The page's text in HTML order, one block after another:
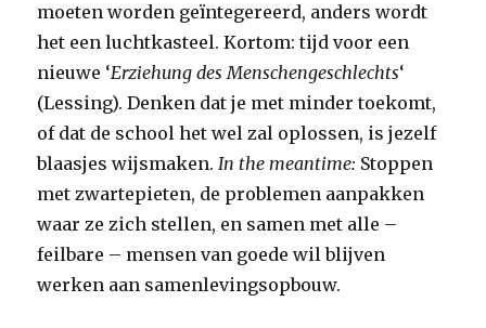
moeten worden geïntegereerd, anders wordt
het een luchtkasteel. Kortom: tijd voor een
nieuwe ‘Erziehung des Menschengeschlechts‘
(Lessing). Denken dat je met minder toekomt,
of dat de school het wel zal oplossen, is jezelf
blaasjes wijsmaken.In the meantime: Stoppen
met zwartepieten, de problemen aanpakken
waar ze zich stellen, en samen met alle –
feilbare – mensen van goede wil blijven
werken aan samenlevingsopbouw.